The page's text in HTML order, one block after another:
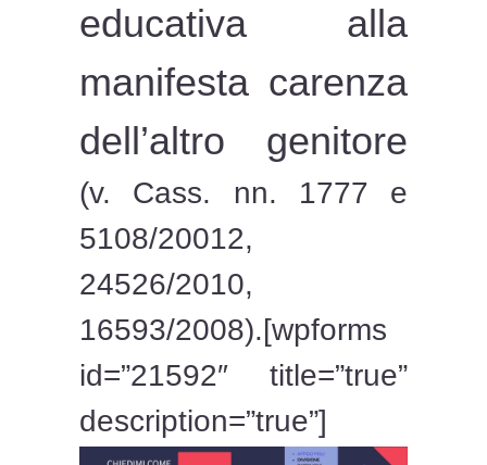
educativa alla
manifesta carenza
dell’altro genitore
(v. Cass. nn. 1777 e
5108/20012,
24526/2010,
16593/2008).[wpforms
id=”21592″ title=”true”
description=”true”]